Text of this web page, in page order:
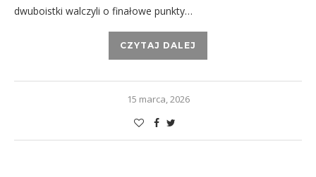
dwuboistki walczyli o finałowe punkty…
CZYTAJ DALEJ
15 marca, 2026